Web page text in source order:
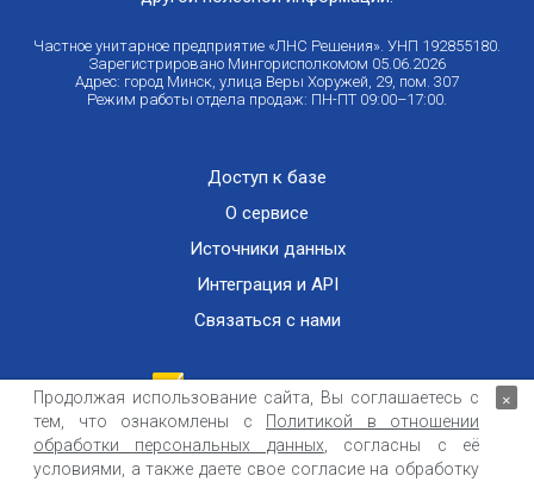
Частное унитарное предприятие «ЛНС Решения». УНП 192855180.
Зарегистрировано Мингорисполкомом 05.06.2026
Адрес: город Минск, улица Веры Хоружей, 29, пом. 307
Режим работы отдела продаж: ПН-ПТ 09:00–17:00.
Доступ к базе
О сервисе
Источники данных
Интеграция и API
Связаться с нами
Публичный договор оказания информационных услуг
ООО «Контемпорари» не несет ответственности за достоверность информации,
получаемой из открытых источников и от третьих лиц.
Продолжая использование сайта, Вы соглашаетесь с
тем, что ознакомлены с
Политикой в отношении
обработки персональных данных , согласны с её
условиями, а также даете свое согласие на обработку
×